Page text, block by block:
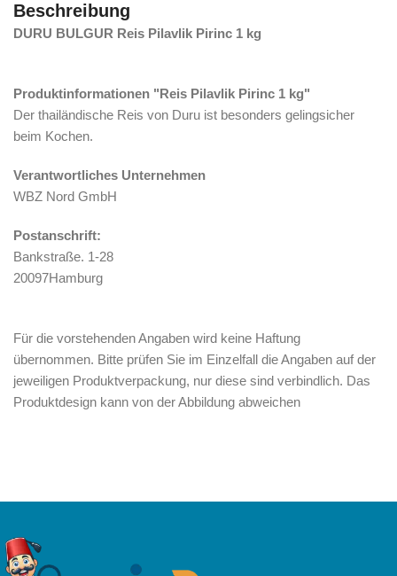
Beschreibung
DURU BULGUR Reis Pilavlik Pirinc 1 kg
Produktinformationen "Reis Pilavlik Pirinc 1 kg"
Der thailändische Reis von Duru ist besonders gelingsicher
beim Kochen.
Verantwortliches Unternehmen
WBZ Nord GmbH
Postanschrift:
Bankstraße. 1-28
20097Hamburg
Für die vorstehenden Angaben wird keine Haftung
übernommen. Bitte prüfen Sie im Einzelfall die Angaben auf der
jeweiligen Produktverpackung, nur diese sind verbindlich. Das
Produktdesign kann von der Abbildung abweichen